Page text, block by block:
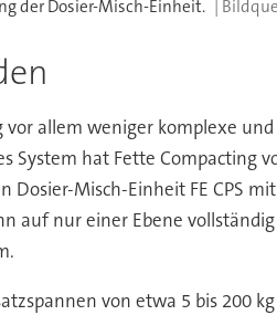
der Dosier-Misch-Einheit.
allem weniger komplexe
System hat Fette
Dosier-Misch-Einheit FE CPS
auf nur einer Ebene
von etwa 5 bis 200